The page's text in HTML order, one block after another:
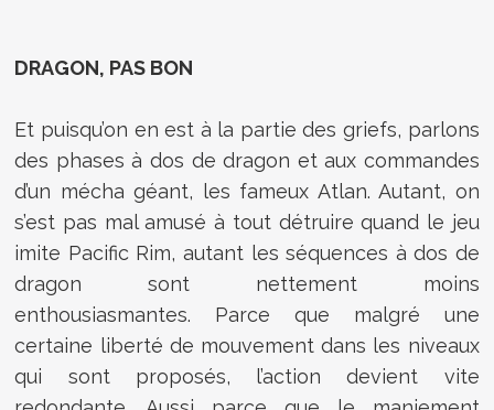
DRAGON, PAS BON
Et puisqu’on en est à la partie des griefs, parlons
des phases à dos de dragon et aux commandes
d’un mécha géant, les fameux Atlan. Autant, on
s’est pas mal amusé à tout détruire quand le jeu
imite Pacific Rim, autant les séquences à dos de
dragon sont nettement moins
enthousiasmantes. Parce que malgré une
certaine liberté de mouvement dans les niveaux
qui sont proposés, l’action devient vite